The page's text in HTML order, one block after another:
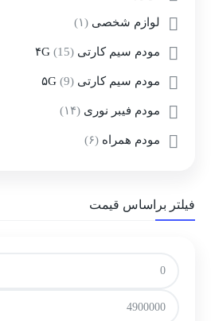
لوازم شخصی (۱)
مودم سیم کارتی ۴G (15)
مودم سیم کارتی ۵G (9)
مودم فیبر نوری (۱۴)
مودم همراه (۶)
فیلتر براساس قیمت